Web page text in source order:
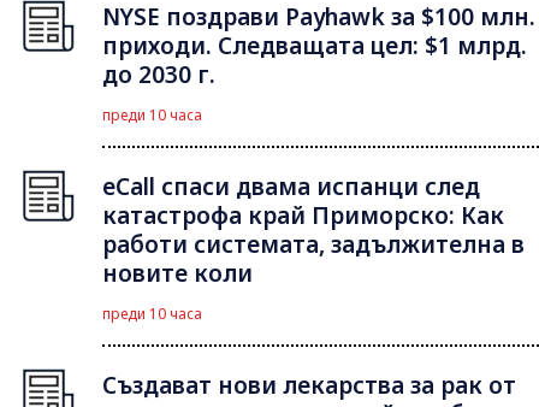
NYSE поздрави Payhawk за $100 млн.
приходи. Следващата цел: $1 млрд.
до 2030 г.
преди 10 часа
eCall спаси двама испанци след
катастрофа край Приморско: Как
работи системата, задължителна в
новите коли
преди 10 часа
Създават нови лекарства за рак от